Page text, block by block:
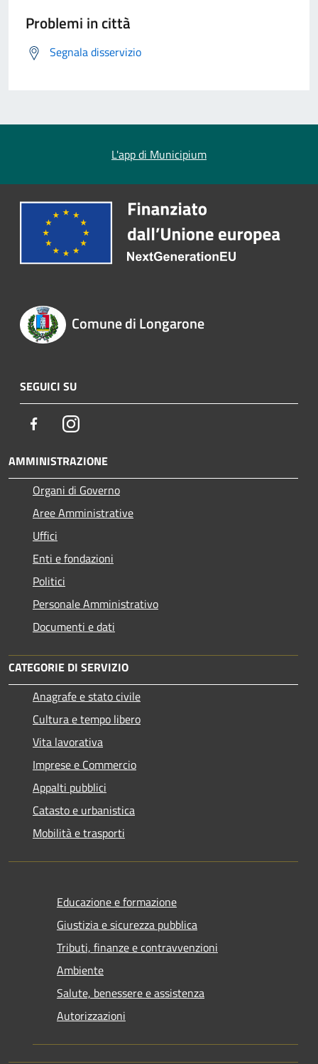
Problemi in città
Segnala disservizio
L'app di Municipium
Comune di Longarone
SEGUICI SU
FacebookInstagram
AMMINISTRAZIONE
Organi di Governo
Aree Amministrative
Uffici
Enti e fondazioni
Politici
Personale Amministrativo
Documenti e dati
CATEGORIE DI SERVIZIO
Anagrafe e stato civile
Cultura e tempo libero
Vita lavorativa
Imprese e Commercio
Appalti pubblici
Catasto e urbanistica
Mobilità e trasporti
Educazione e formazione
Giustizia e sicurezza pubblica
Tributi, finanze e contravvenzioni
Ambiente
Salute, benessere e assistenza
Autorizzazioni